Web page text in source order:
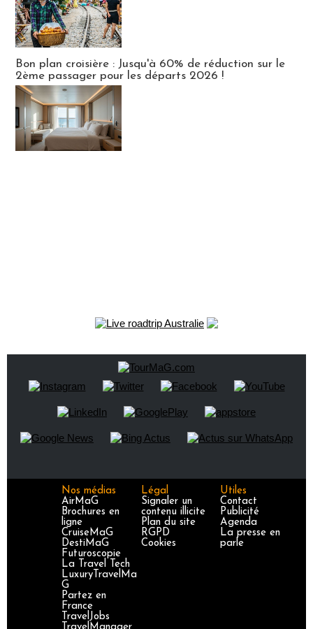
Bon plan croisière : Jusqu'à 60% de réduction sur le
2ème passager pour les départs 2026 !
Nos médias
AirMaG
Brochures en
ligne
CruiseMaG
DestiMaG
Futuroscopie
La Travel Tech
LuxuryTravelMa
G
Partez en
France
TravelJobs
Légal
Signaler un
contenu illicite
Plan du site
RGPD
Cookies
Utiles
Contact
Publicité
Agenda
La presse en
parle